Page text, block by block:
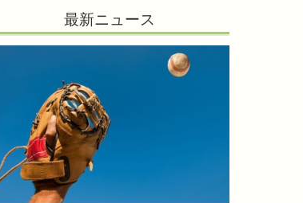
最新ニュース